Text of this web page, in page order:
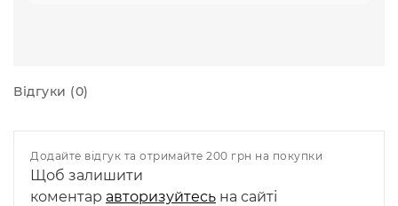
Відгуки (0)
Додайте відгук та отримайте 200 грн на покупки
Щоб залишити
коментар авторизуйтесь на сайті